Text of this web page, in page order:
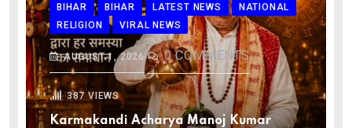
BIHAR BIHAR LATEST NEWS
NATIONAL
RELIGION
VIRAL NEWS
AUGUST 1, 2026 0COMMENTS
387VIEWS
Karmakandi Acharya Manoj Kumar